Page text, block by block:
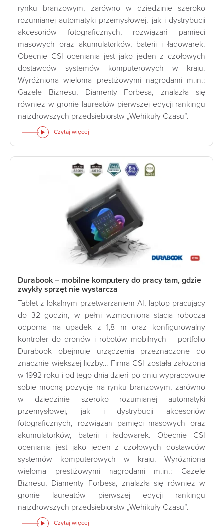
rynku branżowym, zarówno w dziedzinie szeroko
rozumianej automatyki przemysłowej, jak i dystrybucji
akcesoriów fotograficznych, rozwiązań pamięci
masowych oraz akumulatorków, baterii i ładowarek.
Obecnie CSI oceniania jest jako jeden z czołowych
dostawców systemów komputerowych w kraju.
Wyróżniona wieloma prestiżowymi nagrodami m.in.:
Gazele Biznesu, Diamenty Forbesa, znalazła się
również w gronie laureatów pierwszej edycji rankingu
najzdrowszych przedsiębiorstw „Wehikuły Czasu”.
Czytaj więcej
Durabook – mobilne komputery do pracy tam, gdzie
zwykły sprzęt nie wystarcza
Tablet z lokalnym przetwarzaniem AI, laptop pracujący
do 32 godzin, w pełni wzmocniona stacja robocza
odporna na upadek z 1,8 m oraz konfigurowalny
kontroler do dronów i robotów mobilnych – portfolio
Durabook obejmuje urządzenia przeznaczone do
znacznie większej liczby… Firma CSI została założona
w 1992 roku i od tego dnia dzień po dniu wypracowuje
sobie mocną pozycję na rynku branżowym, zarówno
w dziedzinie szeroko rozumianej automatyki
przemysłowej, jak i dystrybucji akcesoriów
fotograficznych, rozwiązań pamięci masowych oraz
akumulatorków, baterii i ładowarek. Obecnie CSI
oceniania jest jako jeden z czołowych dostawców
systemów komputerowych w kraju. Wyróżniona
wieloma prestiżowymi nagrodami m.in.: Gazele
Biznesu, Diamenty Forbesa, znalazła się również w
gronie laureatów pierwszej edycji rankingu
najzdrowszych przedsiębiorstw „Wehikuły Czasu”.
Czytaj więcej